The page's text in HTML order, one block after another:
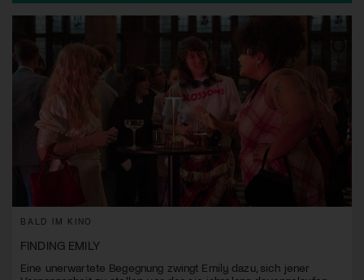
BALD IM KINO
FINDING EMILY
Eine unerwartete Begegnung zwingt Emily dazu, sich jener